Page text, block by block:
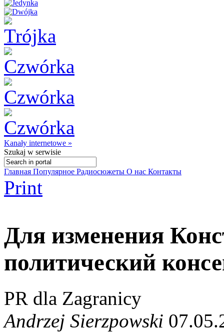
Kanały internetowe »
Szukaj w serwisie
Главная Популярное Радиосюжеты О нас Контакты
Print
Для изменения
политический
PR dla Zagranicy
Andrzej Sierzpowski